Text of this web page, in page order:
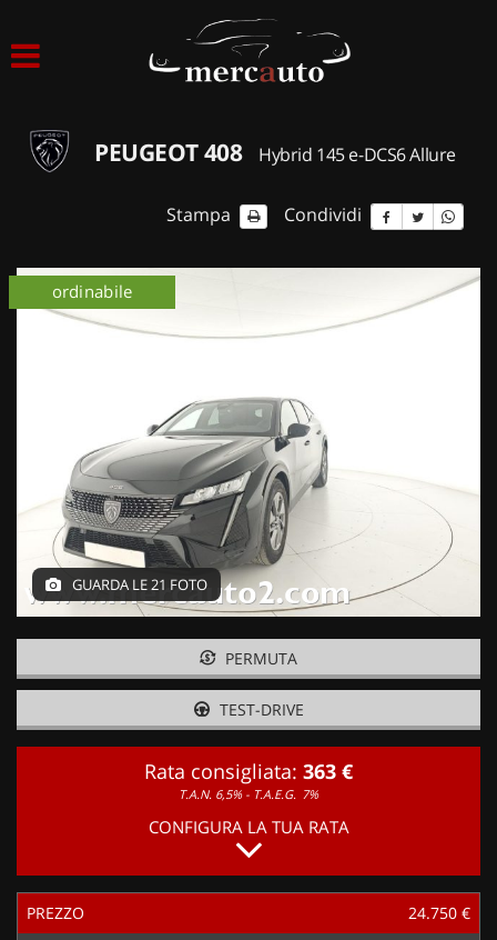
ACQUISTIAMO USATO
NOLEGGIO AUTO
NOLEGGIO BREVE TERMINE
CONTATTI
PEUGEOT 408 Hybrid 145 e-DCS6 Allure
Stampa Condividi
ordinabile
GUARDA LE 21 FOTO
PERMUTA
TEST-DRIVE
Rata consigliata: 363 €
T.A.N. 6,5% - T.A.E.G. 7%
CONFIGURA LA TUA RATA
PREZZO
24.750 €